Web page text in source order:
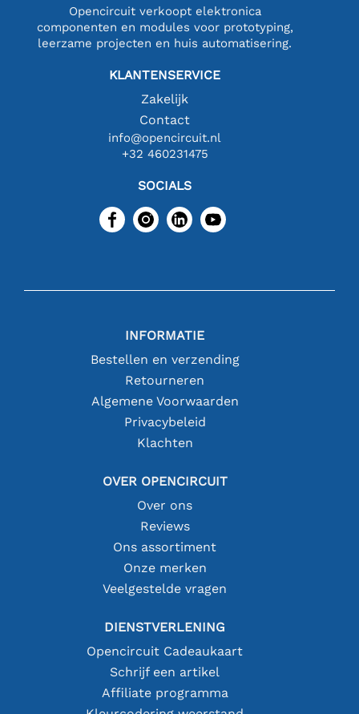
Opencircuit verkoopt elektronica
componenten en modules voor prototyping,
leerzame projecten en huis automatisering.
KLANTENSERVICE
Zakelijk
Contact
info@opencircuit.nl
+32 460231475
SOCIALS
INFORMATIE
Bestellen en verzending
Retourneren
Algemene Voorwaarden
Privacybeleid
Klachten
OVER OPENCIRCUIT
Over ons
Reviews
Ons assortiment
Onze merken
Veelgestelde vragen
DIENSTVERLENING
Opencircuit Cadeaukaart
Schrijf een artikel
Affiliate programma